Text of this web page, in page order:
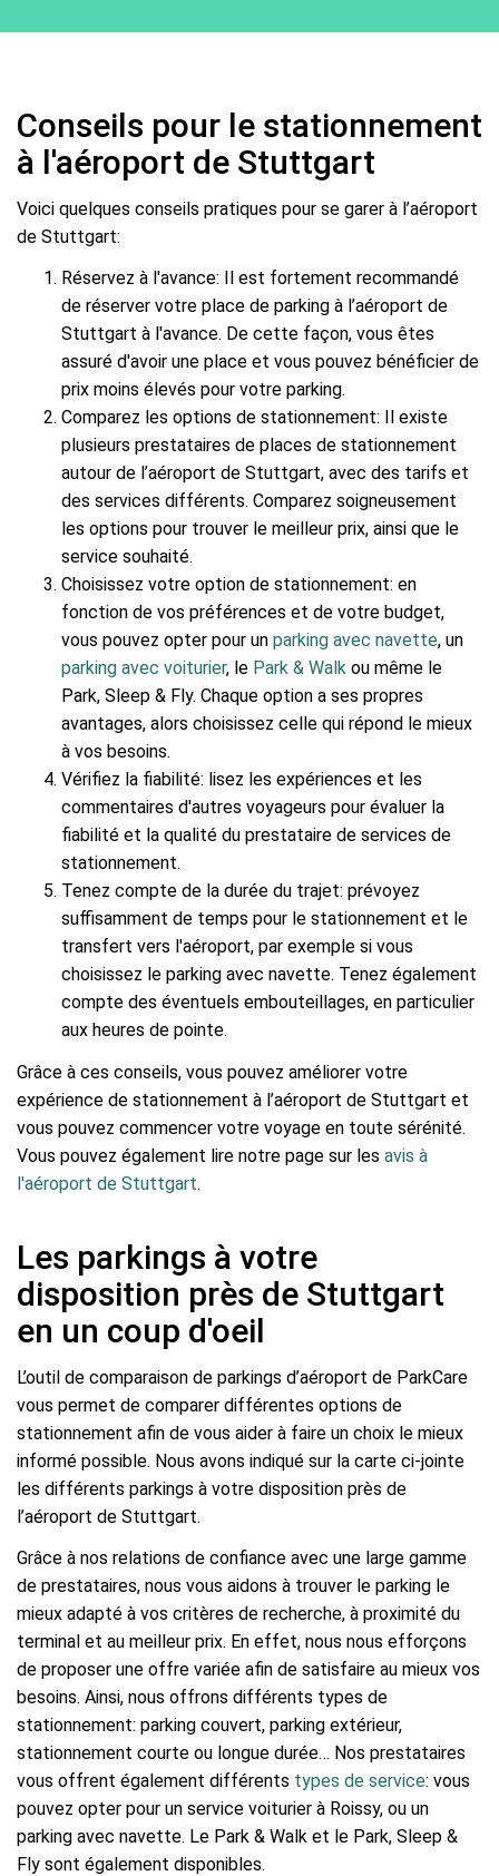
Conseils pour le stationnement
à l'aéroport de Stuttgart
Voici quelques conseils pratiques pour se garer à l’aéroport
de Stuttgart:
Réservez à l'avance: Il est fortement recommandé
de réserver votre place de parking à l’aéroport de
Stuttgart à l'avance. De cette façon, vous êtes
assuré d'avoir une place et vous pouvez bénéficier de
prix moins élevés pour votre parking.
Comparez les options de stationnement: Il existe
plusieurs prestataires de places de stationnement
autour de l’aéroport de Stuttgart, avec des tarifs et
des services différents. Comparez soigneusement
les options pour trouver le meilleur prix, ainsi que le
service souhaité.
Choisissez votre option de stationnement: en
fonction de vos préférences et de votre budget,
vous pouvez opter pour un parking avec navette, un
parking avec voiturier, le Park & Walk ou même le
Park, Sleep & Fly. Chaque option a ses propres
avantages, alors choisissez celle qui répond le mieux
à vos besoins.
Vérifiez la fiabilité: lisez les expériences et les
commentaires d'autres voyageurs pour évaluer la
fiabilité et la qualité du prestataire de services de
stationnement.
Tenez compte de la durée du trajet: prévoyez
suffisamment de temps pour le stationnement et le
transfert vers l'aéroport, par exemple si vous
choisissez le parking avec navette. Tenez également
compte des éventuels embouteillages, en particulier
aux heures de pointe.
Grâce à ces conseils, vous pouvez améliorer votre
expérience de stationnement à l’aéroport de Stuttgart et
vous pouvez commencer votre voyage en toute sérénité.
Vous pouvez également lire notre page sur les avis à
l'aéroport de Stuttgart.
Les parkings à votre
disposition près de Stuttgart
en un coup d'oeil
L’outil de comparaison de parkings d’aéroport de ParkCare
vous permet de comparer différentes options de
stationnement afin de vous aider à faire un choix le mieux
informé possible. Nous avons indiqué sur la carte ci-jointe
les différents parkings à votre disposition près de
l’aéroport de Stuttgart.
Grâce à nos relations de confiance avec une large gamme
de prestataires, nous vous aidons à trouver le parking le
mieux adapté à vos critères de recherche, à proximité du
terminal et au meilleur prix. En effet, nous nous efforçons
de proposer une offre variée afin de satisfaire au mieux vos
besoins. Ainsi, nous offrons différents types de
stationnement: parking couvert, parking extérieur,
stationnement courte ou longue durée… Nos prestataires
vous offrent également différents types de service: vous
pouvez opter pour un service voiturier à Roissy, ou un
parking avec navette. Le Park & Walk et le Park, Sleep &
Fly sont également disponibles.